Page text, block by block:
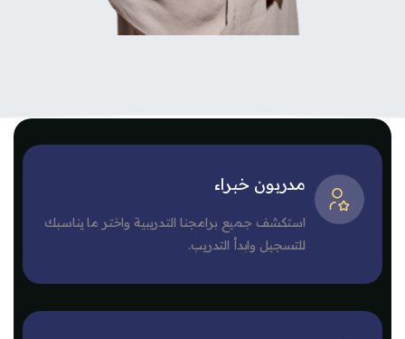
منطقة العروض الترويجية [مينا]
مدربون خبراء
استكشف جميع برامجنا التدريبية واختر ما يناسبك
للتسجيل وابدأ التدريب.